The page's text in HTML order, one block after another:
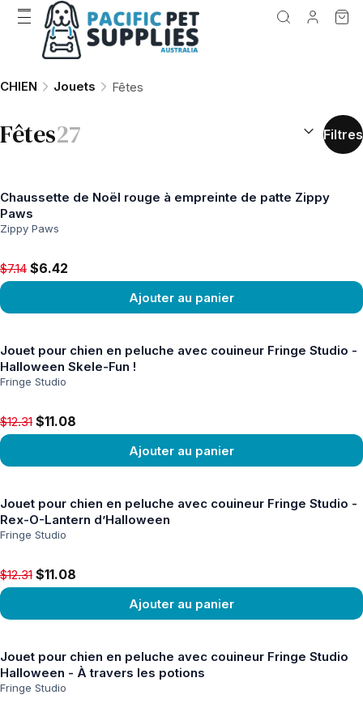
CHIEN Jouets Fêtes
Fêtes27 TRIER PAR :
Filtres
Chaussette de Noël rouge à empreinte de patte Zippy
Paws
Zippy Paws
Original price $7.14, now $6.42
$7.14 $6.42
Ajouter au panier
Jouet pour chien en peluche avec couineur Fringe Studio -
Halloween Skele-Fun !
Fringe Studio
Original price $12.31, now $11.08
$12.31 $11.08
Ajouter au panier
Jouet pour chien en peluche avec couineur Fringe Studio -
Rex-O-Lantern d’Halloween
Fringe Studio
Original price $12.31, now $11.08
$12.31 $11.08
Ajouter au panier
Jouet pour chien en peluche avec couineur Fringe Studio
Halloween - À travers les potions
Fringe Studio